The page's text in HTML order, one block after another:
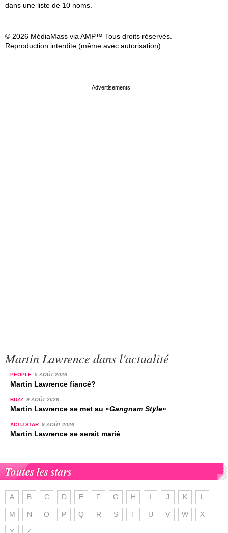
dans une liste de 10 noms.
© 2026 MédiaMass via AMP™ Tous droits réservés.
Reproduction interdite (même avec autorisation).
Martin Lawrence dans l'actualité
PEOPLE 5 AOÛT 2026
Martin Lawrence fiancé?
BUZZ 9 AOÛT 2026
Martin Lawrence se met au «Gangnam Style»
ACTU STAR 9 AOÛT 2026
Martin Lawrence se serait marié
Toutes les stars
A B C D E F G H I J K L
M N O P Q R S T U V W X